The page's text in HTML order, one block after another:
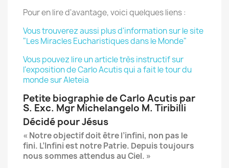
Pour en lire d'avantage, voici quelques liens :
Vous trouverez aussi plus d'information sur le site
"Les Miracles Eucharistiques dans le Monde"
Vous pouvez lire un article très instructif sur
l'expositiondeCarloAcutisqui a fait le tour du
monde sur Aleteia
Petite biographie de Carlo Acutis par
S. Exc. Mgr Michelangelo M. Tiribilli
Décidé pour Jésus
« Notre objectif doit être l’infini, non pas le
fini. L’Infini est notre Patrie. Depuis toujours
nous sommes attendus au Ciel. »